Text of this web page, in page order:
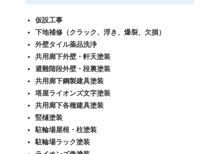
仮設工事
下地補修（クラック、浮き、爆裂、欠損）
外壁タイル薬品洗浄
共用廊下外壁・軒天塗装
避難階段外壁・段裏塗装
共用廊下鋼製建具塗装
塔屋ライオンズ文字塗装
共用廊下各種建具塗装
竪樋塗装
駐輪場屋根・柱塗装
駐輪場ラック塗装